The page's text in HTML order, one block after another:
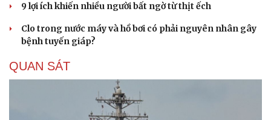
9 lợi ích khiến nhiều người bất ngờ từ thịt ếch
Clo trong nước máy và hồ bơi có phải nguyên nhân gây
bệnh tuyến giáp?
QUAN SÁT